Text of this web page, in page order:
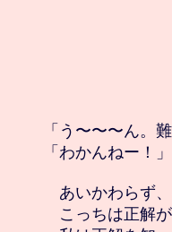
「う〜〜〜ん。
「わかんねー！」
あいかわらず、
こっちは正解が